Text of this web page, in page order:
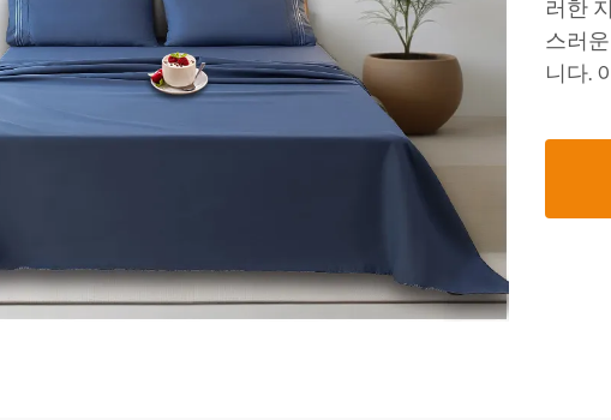
러한
스러
니다.